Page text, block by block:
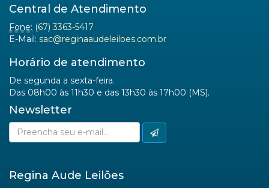
Central de Atendimento
Fone: (67) 3363-5417
E-Mail: sac@reginaaudeleiloes.com.br
Horário de atendimento
De segunda a sexta-feira.
Das 08h00 às 11h30 e das 13h30 às 17h00 (MS).
Newsletter
Regina Aude Leilões